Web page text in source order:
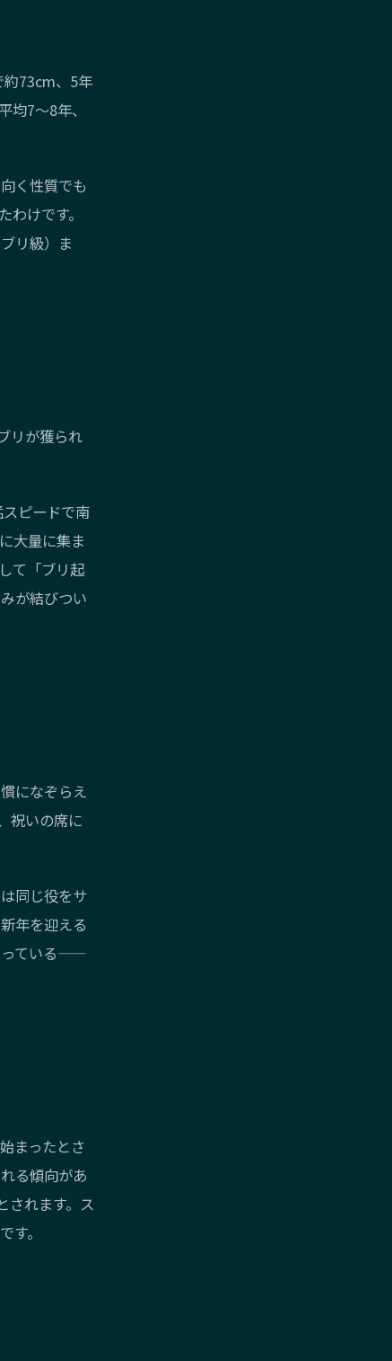
約73cm、5年
7〜8年、
く性質でも
けです。
リ級）ま
リが獲られ
ピードで南
大量に集ま
て「ブリ起
が結びつい
になぞらえ
祝いの席に
同じ役をサ
年を迎える
っている——
まったとさ
る傾向があ
されます。ス
す。